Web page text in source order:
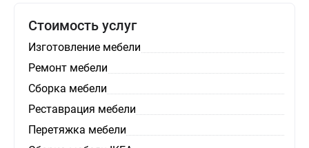
Стоимость услуг
Изготовление мебели
Ремонт мебели
Сборка мебели
Реставрация мебели
Перетяжка мебели